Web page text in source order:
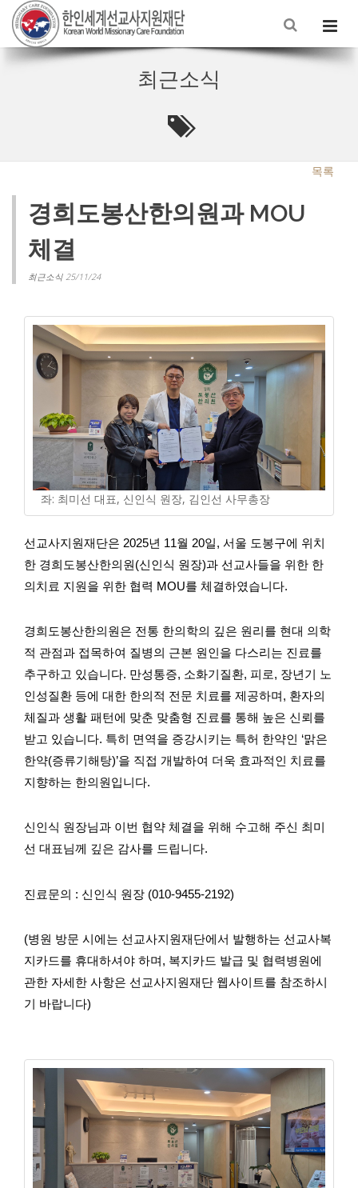
최근소식
목록
경희도봉산한의원과 MOU
체결
최근소식 25/11/24
좌: 최미선 대표, 신인식 원장, 김인선 사무총장
선교사지원재단은 2025년 11월 20일, 서울 도봉구에 위치
한 경희도봉산한의원(신인식 원장)과 선교사들을 위한 한
의치료 지원을 위한 협력 MOU를 체결하였습니다.
경희도봉산한의원은 전통 한의학의 깊은 원리를 현대 의학
적 관점과 접목하여 질병의 근본 원인을 다스리는 진료를
추구하고 있습니다. 만성통증, 소화기질환, 피로, 장년기 노
인성질환 등에 대한 한의적 전문 치료를 제공하며, 환자의
체질과 생활 패턴에 맞춘 맞춤형 진료를 통해 높은 신뢰를
받고 있습니다. 특히 면역을 증강시키는 특허 한약인 ‘맑은
한약(증류기해탕)’을 직접 개발하여 더욱 효과적인 치료를
지향하는 한의원입니다.
신인식 원장님과 이번 협약 체결을 위해 수고해 주신 최미
선 대표님께 깊은 감사를 드립니다.
진료문의 : 신인식 원장 (010-9455-2192)
(병원 방문 시에는 선교사지원재단에서 발행하는 선교사복
지카드를 휴대하셔야 하며, 복지카드 발급 및 협력병원에
관한 자세한 사항은 선교사지원재단 웹사이트를 참조하시
기 바랍니다)